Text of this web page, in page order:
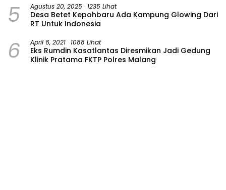
5 Agustus 20, 2025 1235 Lihat
Desa Betet Kepohbaru Ada Kampung Glowing Dari
RT Untuk Indonesia
6 April 6, 2021 1088 Lihat
Eks Rumdin Kasatlantas Diresmikan Jadi Gedung
Klinik Pratama FKTP Polres Malang